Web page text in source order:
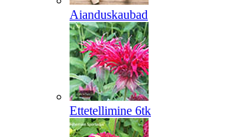
Aianduskaubad
Ettetellimine 6tk